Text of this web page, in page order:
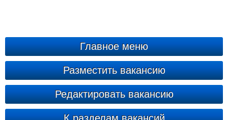
Главное меню
Разместить вакансию
Редактировать вакансию